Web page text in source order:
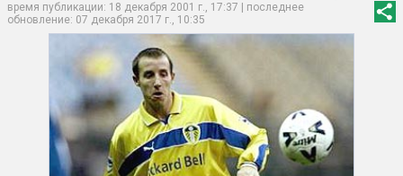
время публикации: 18 декабря 2001 г., 17:37 | последнее
обновление: 07 декабря 2017 г., 10:35